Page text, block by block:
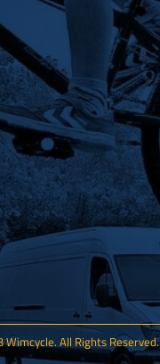
Wimcycle. All Rights Reserved.